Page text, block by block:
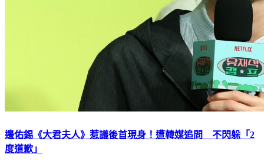
邊佑錫《大君夫人》惹議後首現身！遭韓媒追問 不閃躲「2
度道歉」